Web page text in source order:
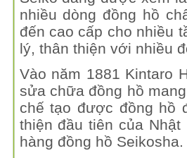
nhiều dòng đồng hồ
đến cao cấp cho nhiều
lý, thân thiện với nhiều
Vào năm 1881 Kintaro
sửa chữa đồng hồ
chế tạo được đồng hồ
thiện đầu tiên của
hàng đồng hồ Seikosha.